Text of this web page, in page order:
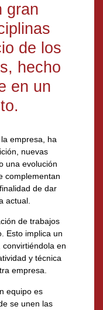
gran
de los
hecho
en un
empresa, ha
nuevas
una evolución
complementan
de dar
actual.
de trabajos
Esto implica un
en
y técnica
empresa.
equipo es
se unen las